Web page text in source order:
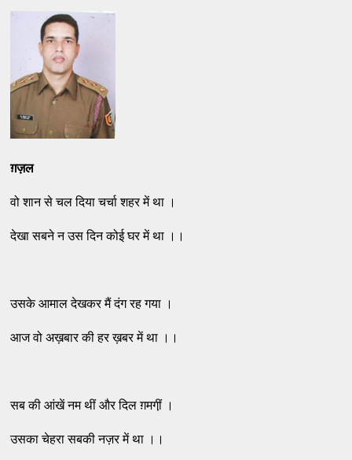
ग़ज़ल
वो शान से चल दिया चर्चा शहर में था ।
देखा सबने न उस दिन कोई घर में था ।।
उसके आमाल देखकर मैं दंग रह गया ।
आज वो अख़बार की हर ख़बर में था ।।
सब की आंखें नम थीं और दिल ग़मगी़ं ।
उसका चेहरा सबकी नज़र में था ।।